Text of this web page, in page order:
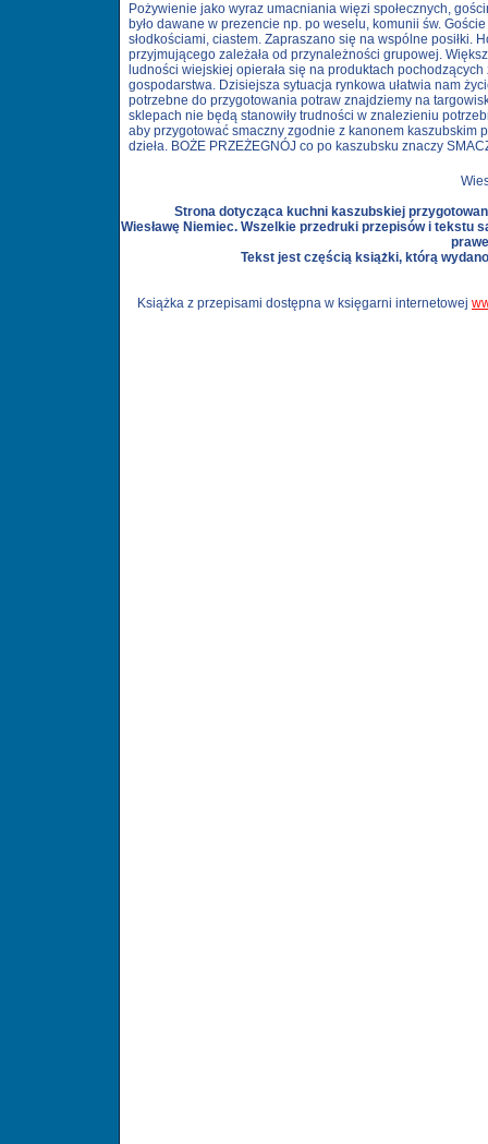
Pożywienie jako wyraz umacniania więzi społecznych,
było dawane w prezencie np. po weselu, komunii św.
słodkościami, ciastem. Zapraszano się na wspólne posiłki.
przyjmującego zależała od przynależności grupowej.
ludności wiejskiej opierała się na produktach pochodzących
gospodarstwa. Dzisiejsza sytuacja rynkowa ułatwia nam
potrzebne do przygotowania potraw znajdziemy na
sklepach nie będą stanowiły trudności w znalezieniu
aby przygotować smaczny zgodnie z kanonem kaszubskim
dzieła. BOŻE PRZEŻEGNÓJ co po kaszubsku znaczy
Strona dotycząca kuchni kaszubskiej
Wiesławę Niemiec. Wszelkie przedruki przepisów i tekstu
Tekst jest częścią książki, którą
Książka z przepisami dostępna w księgarni internetowej